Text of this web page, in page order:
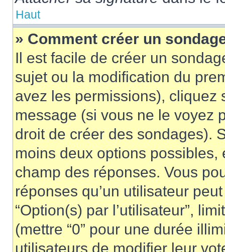
Haut
» Comment créer un
Il est facile de créer un
sujet ou la modification du
avez les permissions), cliquez
message (si vous ne le voyez
droit de créer des sondages).
moins deux options
champ des réponses. Vous
réponses qu’un utilisateur
“Option(s) par l’utilisateur”,
(mettre “0” pour une durée
utilisateurs de modifier leur